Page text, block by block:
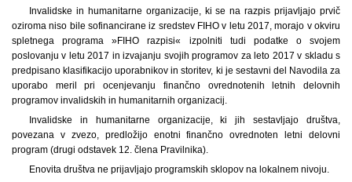
Invalidske in humanitarne organizacije, ki se na razpis prijavljajo prvič
oziroma niso bile sofinancirane iz sredstev FIHO v letu 2017, morajo v okviru
spletnega programa »FIHO razpisi« izpolniti tudi podatke o svojem
poslovanju v letu 2017 in izvajanju svojih programov za leto 2017 v skladu s
predpisano klasifikacijo uporabnikov in storitev, ki je sestavni del Navodila za
uporabo meril pri ocenjevanju finančno ovrednotenih letnih delovnih
programov invalidskih in humanitarnih organizacij.
Invalidske in humanitarne organizacije, ki jih sestavljajo društva,
povezana v zvezo, predložijo enotni finančno ovrednoten letni delovni
program (drugi odstavek 12. člena Pravilnika).
Enovita društva ne prijavljajo programskih sklopov na lokalnem nivoju.